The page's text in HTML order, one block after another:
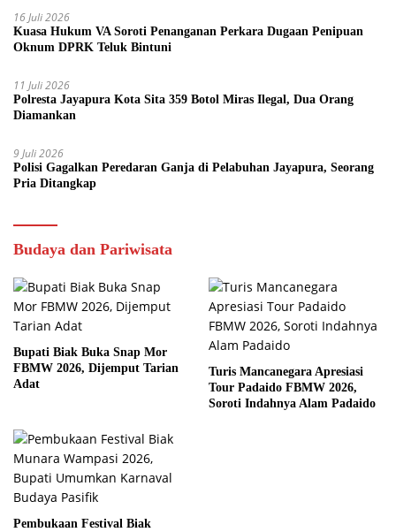
16 Juli 2026
Kuasa Hukum VA Soroti Penanganan Perkara Dugaan Penipuan
Oknum DPRK Teluk Bintuni
11 Juli 2026
Polresta Jayapura Kota Sita 359 Botol Miras Ilegal, Dua Orang
Diamankan
9 Juli 2026
Polisi Gagalkan Peredaran Ganja di Pelabuhan Jayapura, Seorang
Pria Ditangkap
Budaya dan Pariwisata
Bupati Biak Buka Snap Mor
FBMW 2026, Dijemput Tarian
Adat
Turis Mancanegara Apresiasi
Tour Padaido FBMW 2026,
Soroti Indahnya Alam Padaido
Pembukaan Festival Biak